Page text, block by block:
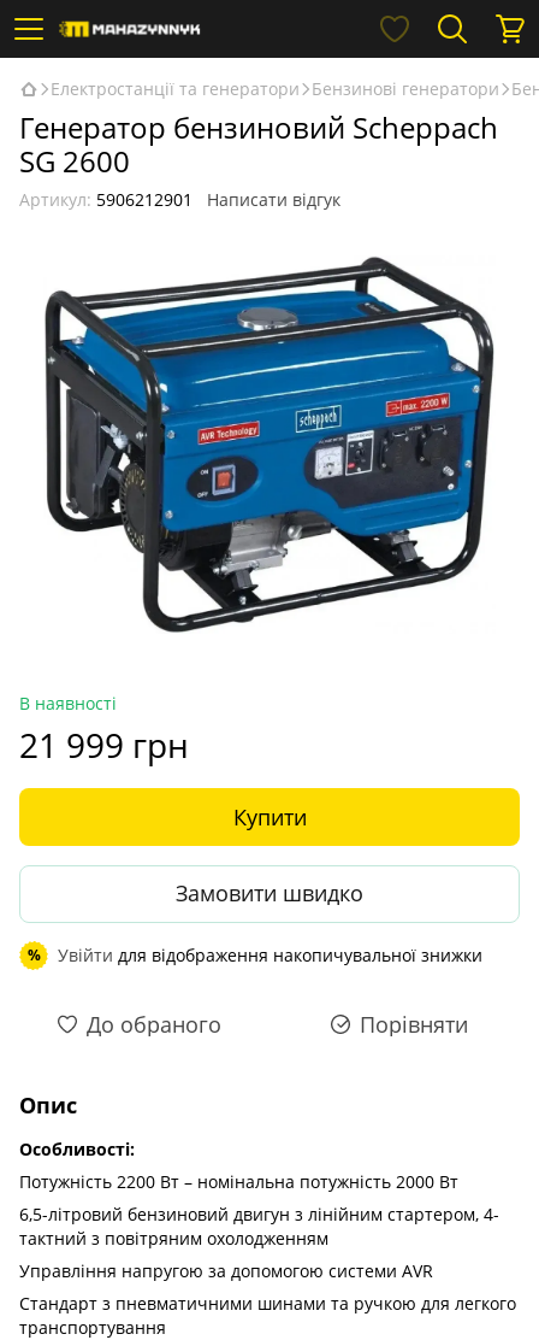
Електростанції та генератори Бензинові генератори
Генератор бензиновий Scheppach
SG 2600
Артикул: 5906212901 Написати відгук
В наявності
21 999 грн
Купити
Замовити швидко
% Увійти для відображення накопичувальної знижки
До обраного Порівняти
Опис
Особливості:
Потужність 2200 Вт – номінальна потужність 2000 Вт
6,5-літровий бензиновий двигун з лінійним стартером, 4-
тактний з повітряним охолодженням
Управління напругою за допомогою системи AVR
Стандарт з пневматичними шинами та ручкою для легкого
транспортування